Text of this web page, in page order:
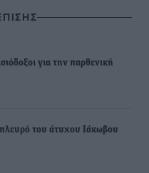
για την παρθενική
του άτυχου Ιάκωβου